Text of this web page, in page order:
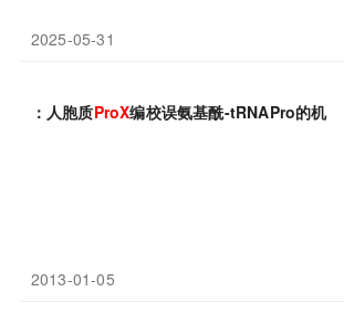
2025-05-31
：人胞质ProX编校误氨基酰-tRNAPro的机理
2013-01-05